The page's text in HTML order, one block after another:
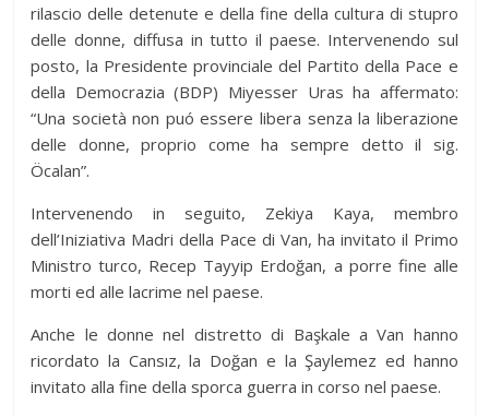
rilascio delle detenute e della fine della cultura di stupro
delle donne, diffusa in tutto il paese. Intervenendo sul
posto, la Presidente provinciale del Partito della Pace e
della Democrazia (BDP) Miyesser Uras ha affermato:
“Una società non puó essere libera senza la liberazione
delle donne, proprio come ha sempre detto il sig.
Öcalan”.
Intervenendo in seguito, Zekiya Kaya, membro
dell’Iniziativa Madri della Pace di Van, ha invitato il Primo
Ministro turco, Recep Tayyip Erdoğan, a porre fine alle
morti ed alle lacrime nel paese.
Anche le donne nel distretto di Başkale a Van hanno
ricordato la Cansız, la Doğan e la Şaylemez ed hanno
invitato alla fine della sporca guerra in corso nel paese.